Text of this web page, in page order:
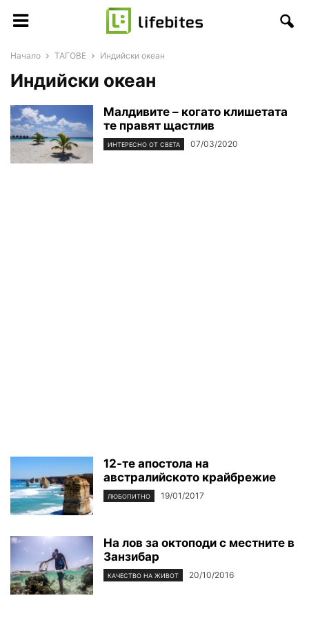
Начало ТАГОВЕ Индийски океан
Индийски океан
Малдивите – когато клишетата
те правят щастлив
ИНТЕРЕСНО ОТ СВЕТА 07/03/2020
12-те апостола на
австралийското крайбрежие
ЛЮБОПИТНО 19/01/2017
На лов за октоподи с местните в
Занзибар
КАЧЕСТВО НА ЖИВОТ 20/10/2016